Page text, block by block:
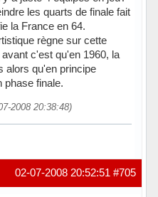
les quarts de finale fait
la France en 64.
règne sur cette
c'est qu'en 1960, la
alors qu'en principe
phase finale.
2008 20:38:48)
#705
02-07-2008 20:52:51